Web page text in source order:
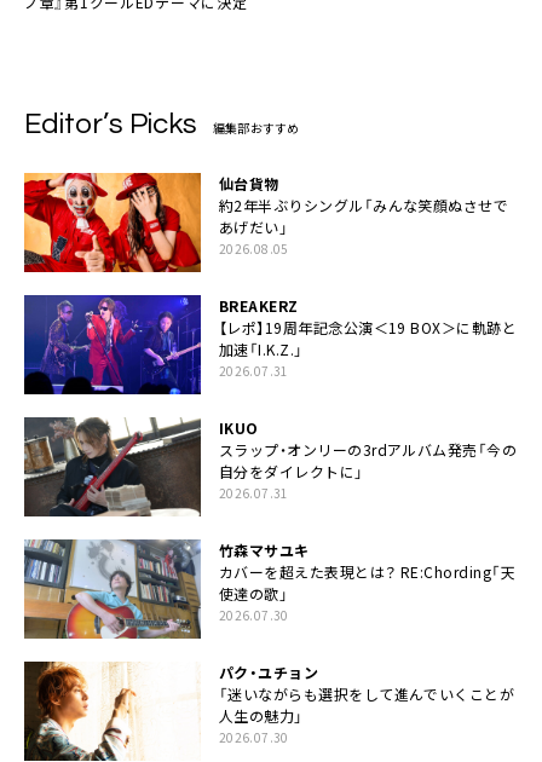
Editor’s Picks 編集部おすすめ
仙台貨物
約2年半ぶりシングル「みんな笑顔ぬさせで
あげだい」
2026.08.05
BREAKERZ
【レポ】19周年記念公演＜19 BOX＞に軌跡と
加速「I.K.Z.」
2026.07.31
IKUO
スラップ・オンリーの3rdアルバム発売「今の
自分をダイレクトに」
2026.07.31
竹森マサユキ
カバーを超えた表現とは？ RE:Chording「天
使達の歌」
2026.07.30
パク・ユチョン
「迷いながらも選択をして進んでいくことが
人生の魅力」
2026.07.30